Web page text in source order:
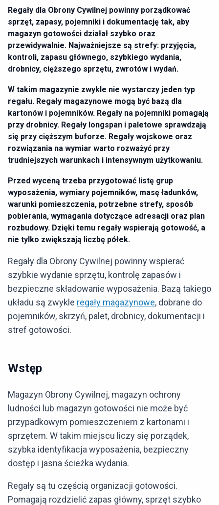
Regały dla Obrony Cywilnej powinny porządkować
sprzęt, zapasy, pojemniki i dokumentację tak, aby
magazyn gotowości działał szybko oraz
przewidywalnie. Najważniejsze są strefy: przyjęcia,
kontroli, zapasu głównego, szybkiego wydania,
drobnicy, cięższego sprzętu, zwrotów i wydań.
W takim magazynie zwykle nie wystarczy jeden typ
regału. Regały magazynowe mogą być bazą dla
kartonów i pojemników. Regały na pojemniki pomagają
przy drobnicy. Regały longspan i paletowe sprawdzają
się przy cięższym buforze. Regały wojskowe oraz
rozwiązania na wymiar warto rozważyć przy
trudniejszych warunkach i intensywnym użytkowaniu.
Przed wyceną trzeba przygotować listę grup
wyposażenia, wymiary pojemników, masę ładunków,
warunki pomieszczenia, potrzebne strefy, sposób
pobierania, wymagania dotyczące adresacji oraz plan
rozbudowy. Dzięki temu regały wspierają gotowość, a
nie tylko zwiększają liczbę półek.
Regały dla Obrony Cywilnej powinny wspierać
szybkie wydanie sprzętu, kontrolę zapasów i
bezpieczne składowanie wyposażenia. Bazą takiego
układu są zwykle regały magazynowe, dobrane do
pojemników, skrzyń, palet, drobnicy, dokumentacji i
stref gotowości.
Wstęp
Magazyn Obrony Cywilnej, magazyn ochrony
ludności lub magazyn gotowości nie może być
przypadkowym pomieszczeniem z kartonami i
sprzętem. W takim miejscu liczy się porządek,
szybka identyfikacja wyposażenia, bezpieczny
dostęp i jasna ścieżka wydania.
Regały są tu częścią organizacji gotowości.
Pomagają rozdzielić zapas główny, sprzęt szybko